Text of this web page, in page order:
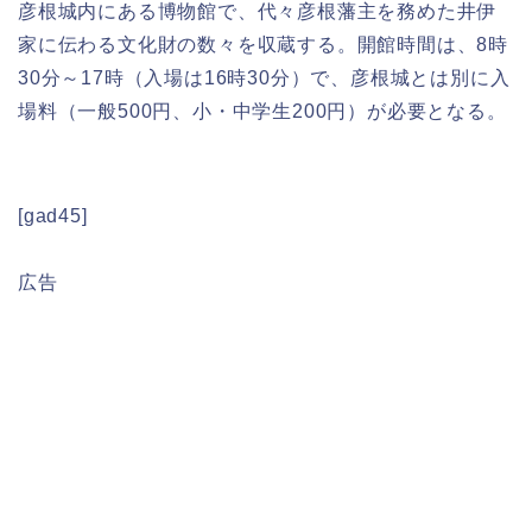
彦根城内にある博物館で、代々彦根藩主を務めた井伊
家に伝わる文化財の数々を収蔵する。開館時間は、8時
30分～17時（入場は16時30分）で、彦根城とは別に入
場料（一般500円、小・中学生200円）が必要となる。
[gad45]
広告